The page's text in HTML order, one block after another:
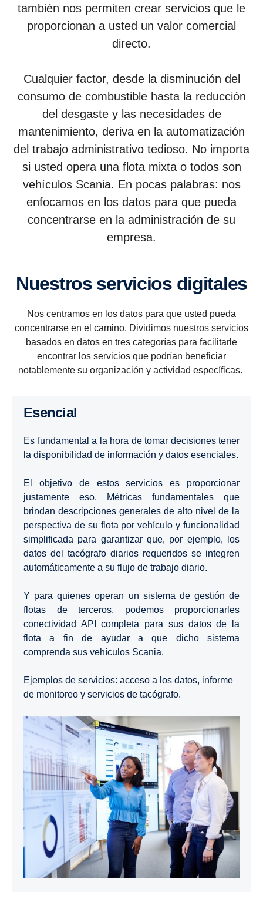
también nos permiten crear servicios que le
proporcionan a usted un valor comercial
directo.
Cualquier factor, desde la disminución del
consumo de combustible hasta la reducción
del desgaste y las necesidades de
mantenimiento, deriva en la automatización
del trabajo administrativo tedioso. No importa
si usted opera una flota mixta o todos son
vehículos Scania. En pocas palabras: nos
enfocamos en los datos para que pueda
concentrarse en la administración de su
empresa.
Nuestros servicios digitales
Nos centramos en los datos para que usted pueda
concentrarse en el camino. Dividimos nuestros servicios
basados en datos en tres categorías para facilitarle
encontrar los servicios que podrían beneficiar
notablemente su organización y actividad específicas.
Esencial
Es fundamental a la hora de tomar decisiones tener
la disponibilidad de información y datos esenciales.
El objetivo de estos servicios es proporcionar
justamente eso. Métricas fundamentales que
brindan descripciones generales de alto nivel de la
perspectiva de su flota por vehículo y funcionalidad
simplificada para garantizar que, por ejemplo, los
datos del tacógrafo diarios requeridos se integren
automáticamente a su flujo de trabajo diario.
Y para quienes operan un sistema de gestión de
flotas de terceros, podemos proporcionarles
conectividad API completa para sus datos de la
flota a fin de ayudar a que dicho sistema
comprenda sus vehículos Scania.
Ejemplos de servicios: acceso a los datos, informe
de monitoreo y servicios de tacógrafo.